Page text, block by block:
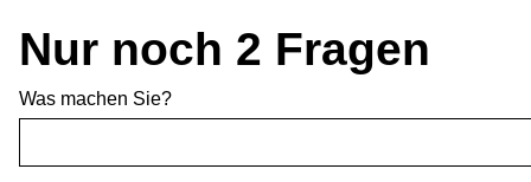
Nur noch 2 Fragen
Was machen Sie?